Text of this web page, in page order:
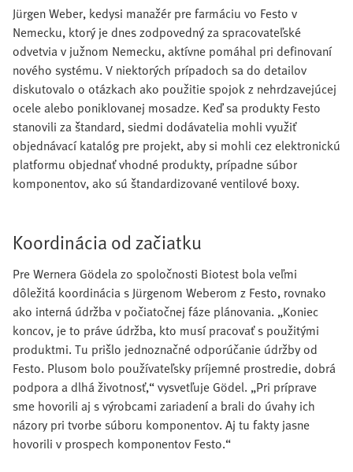
Jürgen Weber, kedysi manažér pre farmáciu vo Festo v
Nemecku, ktorý je dnes zodpovedný za spracovateľské
odvetvia v južnom Nemecku, aktívne pomáhal pri definovaní
nového systému. V niektorých prípadoch sa do detailov
diskutovalo o otázkach ako použitie spojok z nehrdzavejúcej
ocele alebo poniklovanej mosadze. Keď sa produkty Festo
stanovili za štandard, siedmi dodávatelia mohli využiť
objednávací katalóg pre projekt, aby si mohli cez elektronickú
platformu objednať vhodné produkty, prípadne súbor
komponentov, ako sú štandardizované ventilové boxy.
Koordinácia od začiatku
Pre Wernera Gödela zo spoločnosti Biotest bola veľmi
dôležitá koordinácia s Jürgenom Weberom z Festo, rovnako
ako interná údržba v počiatočnej fáze plánovania. „Koniec
koncov, je to práve údržba, kto musí pracovať s použitými
produktmi. Tu prišlo jednoznačné odporúčanie údržby od
Festo. Plusom bolo používateľsky príjemné prostredie, dobrá
podpora a dlhá životnosť,“ vysvetľuje Gödel. „Pri príprave
sme hovorili aj s výrobcami zariadení a brali do úvahy ich
názory pri tvorbe súboru komponentov. Aj tu fakty jasne
hovorili v prospech komponentov Festo.“